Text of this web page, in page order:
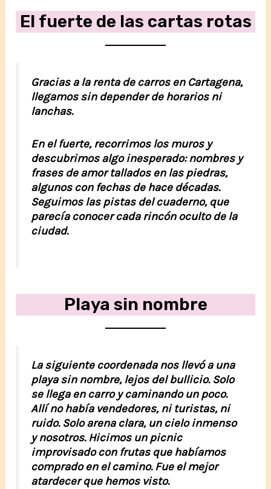
El fuerte de las cartas rotas
Gracias a larenta de carros en Cartagena,
llegamos sin depender de horarios ni
lanchas.
En el fuerte, recorrimos los muros y
descubrimos algo inesperado: nombres y
frases de amor tallados en las piedras,
algunos con fechas de hace décadas.
Seguimos las pistas del cuaderno, que
parecía conocer cada rincón oculto de la
ciudad.
Playa sin nombre
La siguiente coordenada nos llevó a una
playa sin nombre, lejos del bullicio. Solo
se llega en carro y caminando un poco.
Allí no había vendedores, ni turistas, ni
ruido. Solo arena clara, un cielo inmenso
y nosotros. Hicimos un picnic
improvisado con frutas que habíamos
comprado en el camino. Fue el mejor
atardecer que hemos visto.